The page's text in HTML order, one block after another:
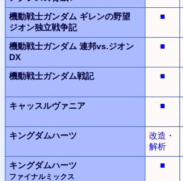
機動戦士ガンダム ギレンの野望
ジオン独立戦争記
■
機動戦士ガンダム 連邦vs.ジオン
DX
■
機動戦士ガンダム戦記 ■
キャッスルヴァニア
■
キングダムハーツ
改造・
解析
キングダムハーツ
ファイナルミックス
■